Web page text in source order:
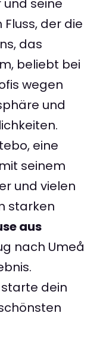
seine
der die
das
beliebt bei
wegen
und
eine
seinem
und vielen
starken
aus
nach Umeå
dein